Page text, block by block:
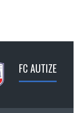
FC AUTIZE